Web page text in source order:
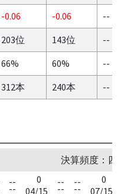
-0.06 -0.06
--
203位 143位
--
66% 60%
--
312本 240本 --
決算頻度：四
--
--
0
04/15
--
--
--
--
0
07/15